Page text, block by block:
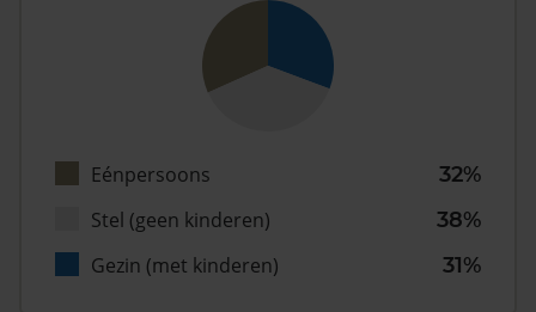
Eénpersoons
32%
Stel (geen kinderen)
38%
Gezin (met kinderen)
31%